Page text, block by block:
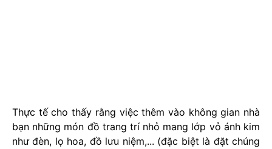
Thực tế cho thấy rằng việc thêm vào không gian nhà
bạn những món đồ trang trí nhỏ mang lớp vỏ ánh kim
như đèn, lọ hoa, đồ lưu niệm,... (đặc biệt là đặt chúng